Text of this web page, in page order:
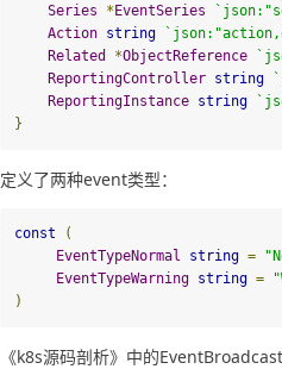
Series
*EventSeries ` json:"
Action string ` json:"
Related
*ObjectReference `
ReportingController string `
ReportingInstance string `
}
定义了两种event类型：
const
(
EventTypeNormal
string =
EventTypeWarning string =
)
《k8s源码剖析》中的